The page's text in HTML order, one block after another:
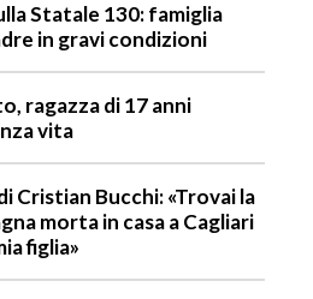
Statale 130: famiglia
in gravi condizioni
ragazza di 17 anni
vita
Cristian Bucchi: «Trovai la
morta in casa a Cagliari
figlia»